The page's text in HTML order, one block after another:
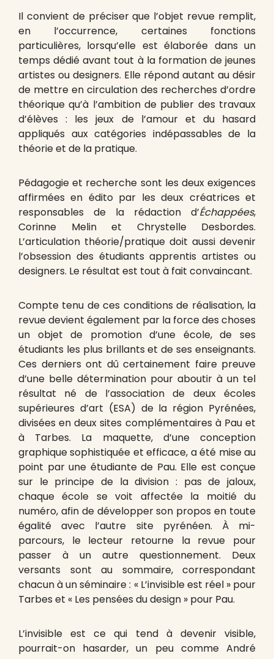
Il convient de préciser que l’objet revue remplit,
en l’occurrence, certaines fonctions
particulières, lorsqu’elle est élaborée dans un
temps dédié avant tout à la formation de jeunes
artistes ou designers. Elle répond autant au désir
de mettre en circulation des recherches d’ordre
théorique qu’à l’ambition de publier des travaux
d’élèves : les jeux de l’amour et du hasard
appliqués aux catégories indépassables de la
théorie et de la pratique.
Pédagogie et recherche sont les deux exigences
affirmées en édito par les deux créatrices et
responsables de la rédaction d’Échappées,
Corinne Melin et Chrystelle Desbordes.
L’articulation théorie/pratique doit aussi devenir
l’obsession des étudiants apprentis artistes ou
designers. Le résultat est tout à fait convaincant.
Compte tenu de ces conditions de réalisation, la
revue devient également par la force des choses
un objet de promotion d’une école, de ses
étudiants les plus brillants et de ses enseignants.
Ces derniers ont dû certainement faire preuve
d’une belle détermination pour aboutir à un tel
résultat né de l’association de deux écoles
supérieures d’art (ESA) de la région Pyrénées,
divisées en deux sites complémentaires à Pau et
à Tarbes. La maquette, d’une conception
graphique sophistiquée et efficace, a été mise au
point par une étudiante de Pau. Elle est conçue
sur le principe de la division : pas de jaloux,
chaque école se voit affectée la moitié du
numéro, afin de développer son propos en toute
égalité avec l’autre site pyrénéen. À mi-
parcours, le lecteur retourne la revue pour
passer à un autre questionnement. Deux
versants sont au sommaire, correspondant
chacun à un séminaire : « L’invisible est réel » pour
Tarbes et « Les pensées du design » pour Pau.
L’invisible est ce qui tend à devenir visible,
pourrait-on hasarder, un peu comme André